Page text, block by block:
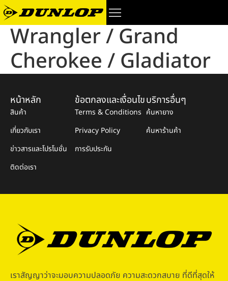
Wrangler / Grand
Cherokee / Gladiator
เราสัญญาว่าจะมอบความปลอดภัย ความสะดวกสบาย ที่ดีที่สุดให้
หน้าหลัก
สินค้า
เกี่ยวกับเรา
ข่าวสารและโปรโมชั่น
ติดต่อเรา
ข้อตกลงและเงื่อนไข
Terms & Conditions
Privacy Policy
การรับประกัน
บริการอื่นๆ
ค้นหายาง
ค้นหาร้านค้า